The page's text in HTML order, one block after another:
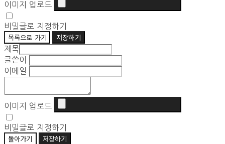
이미지 업로드
비밀글로 지정하기
목록으로 가기 저장하기
제목
글쓴이
이메일
이미지 업로드
비밀글로 지정하기
돌아가기 저장하기